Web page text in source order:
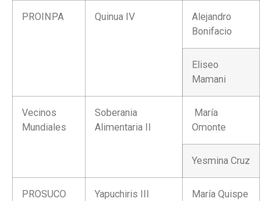
PROINPA Quinua IV
Alejandro
Bonifacio
Eliseo
Mamani
Vecinos
Mundiales
Soberania
Alimentaria II
María
Omonte
Yesmina Cruz
PROSUCO Yapuchiris III María Quispe